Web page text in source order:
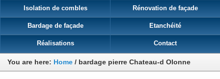
Isolation de combles Rénovation de façade
Bardage de façade Etanchéité
Réalisations Contact
You are here: Home / bardage pierre Chateau-d Olonne